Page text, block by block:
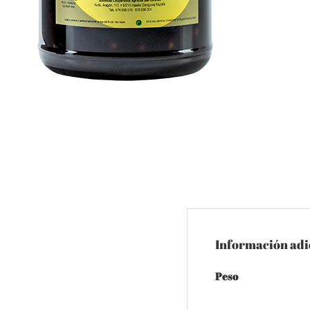
Información
Peso